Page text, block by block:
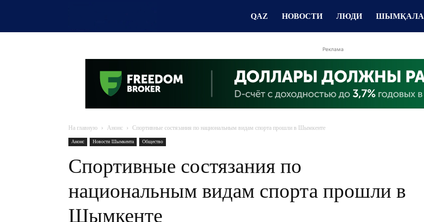
QAZ НОВОСТИ ЛЮДИ ШЫМҚАЛА
Реклама
На главную Анонс Спортивные состязания по национальным видам спорта прошли в Шымкенте
Анонс Новости Шымкента Общество
Спортивные состязания по
национальным видам спорта прошли в
Шымкенте